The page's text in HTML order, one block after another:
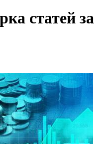
статей за